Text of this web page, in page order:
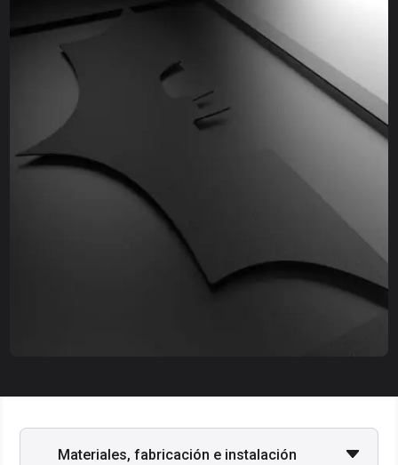
Materiales, fabricación e instalación